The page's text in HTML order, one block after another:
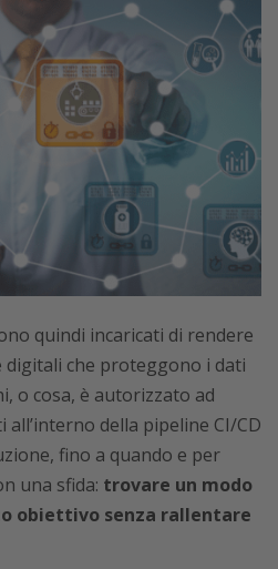
quindi incaricati di rendere
digitali che proteggono i dati
o cosa, è autorizzato ad
all’interno della pipeline CI/CD
fino a quando e per
una sfida: trovare un modo
obiettivo senza rallentare